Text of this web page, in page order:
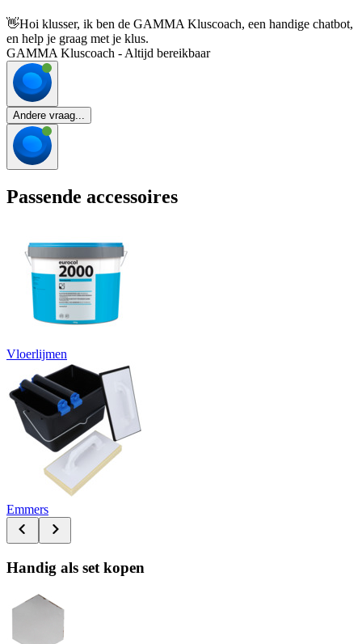
👋Hoi klusser, ik ben de GAMMA Kluscoach, een handige chatbot,
en help je graag met je klus.
GAMMA Kluscoach - Altijd bereikbaar
Andere vraag...
Passende accessoires
Vloerlijmen
Emmers
Handig als set kopen